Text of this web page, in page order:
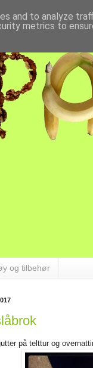
og tilbehør
på telttur og
and to analyze
metrics to